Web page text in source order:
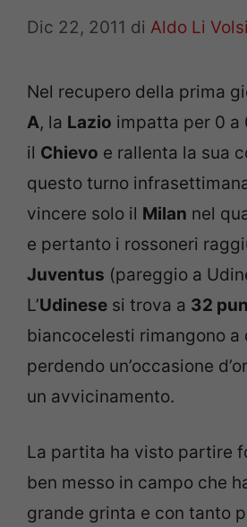
Dic 22, 2011 di Aldo Li Volsi
Nel recupero della prima
A, la Lazio impatta per 0 a
il Chievo e rallenta la sua
questo turno
vincere solo il Milan nel
e pertanto i rossoneri
Juventus (pareggio a
L’Udinese si trova a 32
biancocelesti rimangono a
perdendo un’occasione
un avvicinamento.
La partita ha visto partire
ben messo in campo che
grande grinta e con tanto